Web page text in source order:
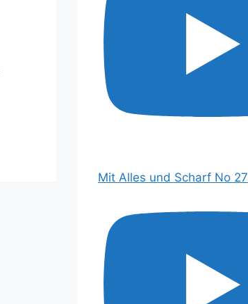
Mit Alles und Scharf No 27